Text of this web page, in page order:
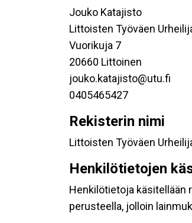
Jouko Katajisto
Littoisten Työväen
Vuorikuja 7
20660 Littoinen
jouko.katajisto@utu.fi
0405465427
Rekisterin nimi
Littoisten Työväen
Henkilötietojen
Henkilötietoja käsitellään
perusteella, jolloin